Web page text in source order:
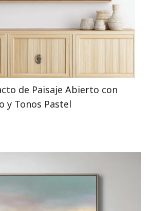
de Paisaje Abierto con
y Tonos Pastel